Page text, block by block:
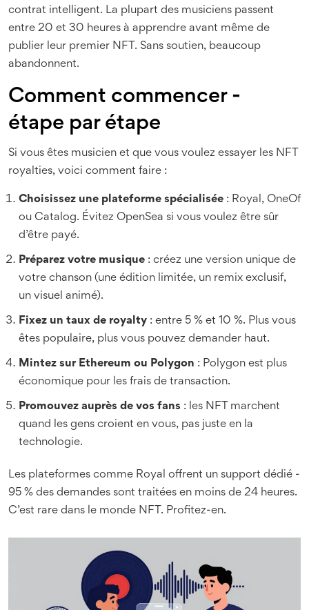
contrat intelligent. La plupart des musiciens passent
entre 20 et 30 heures à apprendre avant même de
publier leur premier NFT. Sans soutien, beaucoup
abandonnent.
Comment commencer -
étape par étape
Si vous êtes musicien et que vous voulez essayer les NFT
royalties, voici comment faire :
Choisissez une plateforme spécialisée : Royal, OneOf
ou Catalog. Évitez OpenSea si vous voulez être sûr
d’être payé.
Préparez votre musique : créez une version unique de
votre chanson (une édition limitée, un remix exclusif,
un visuel animé).
Fixez un taux de royalty : entre 5 % et 10 %. Plus vous
êtes populaire, plus vous pouvez demander haut.
Mintez sur Ethereum ou Polygon : Polygon est plus
économique pour les frais de transaction.
Promouvez auprès de vos fans : les NFT marchent
quand les gens croient en vous, pas juste en la
technologie.
Les plateformes comme Royal offrent un support dédié -
95 % des demandes sont traitées en moins de 24 heures.
C’est rare dans le monde NFT. Profitez-en.